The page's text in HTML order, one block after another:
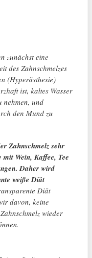
zunächst eine
des Zahnschmelzes
(Hyperästhesie)
ist, kaltes Wasser
nehmen, und
den Mund zu
Zahnschmelz sehr
Wein, Kaffee, Tee
Daher wird
weiße Diät
Diät
davon, keine
wieder